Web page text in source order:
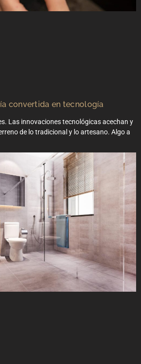
convertida en tecnología
Las innovaciones tecnológicas acechan y
de lo tradicional y lo artesano. Algo a